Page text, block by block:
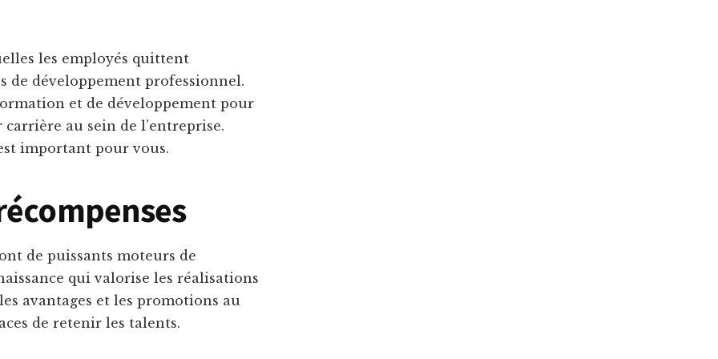
les employés quittent
de développement professionnel.
et de développement pour
au sein de l’entreprise.
important pour vous.
de puissants moteurs de
qui valorise les réalisations
avantages et les promotions au
de retenir les talents.